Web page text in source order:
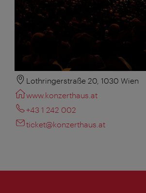
Lothringerstraße 20, 1030 Wien
www.konzerthaus.at
+43 1 242 002
ticket@konzerthaus.at